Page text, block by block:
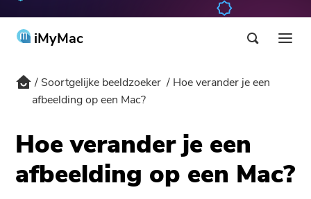
iMyMac
Product & Oplossing
Warm
PowerMyMac
Support
Soortgelijke beeldzoeker
Hoe verander je een
afbeelding op een Mac?
Hoe verander je een
afbeelding op een Mac?